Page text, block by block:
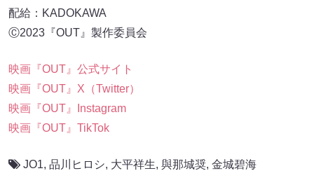
配給：KADOKAWA
Ⓒ2023『OUT』製作委員会
映画『OUT』公式サイト
映画『OUT』X（Twitter）
映画『OUT』Instagram
映画『OUT』TikTok
JO1, 品川ヒロシ, 大平祥生, 與那城奨, 金城碧海